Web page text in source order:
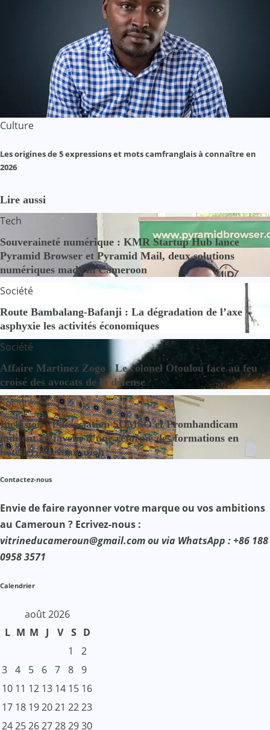
Culture
Les origines de 5 expressions et mots camfranglais à connaître en
2026
Lire aussi
Tech
Souveraineté numérique : KMR Startup Hub lance
Pyramid Browser et Pyramid Mail, deux solutions
numériques made in Cameroon
Société
Route Bambalang-Bafanji : La dégradation de l’axe
asphyxie les activités économiques
Société
Affaire Martinez Zogo : Le colonel Otoulou face au feu
croisé des avocats de la défense
Société
Inclusion : l’association SOMSO et Promhandicam
militent en faveur d’une réforme des formations en
hôtellerie-restauration
Contactez-nous
Envie de faire rayonner votre marque ou vos ambitions
au Cameroun ? Ecrivez-nous :
vitrineducameroun@gmail.com ou via WhatsApp : +86 188
0958 3571
Calendrier
août 2026
L M M J V S D
1
2
3 4 5 6 7 8 9
10 11 12 13 14 15 16
17 18 192021 2223
24252627282930